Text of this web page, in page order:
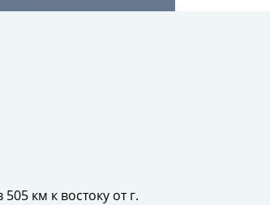
км к востоку от г.